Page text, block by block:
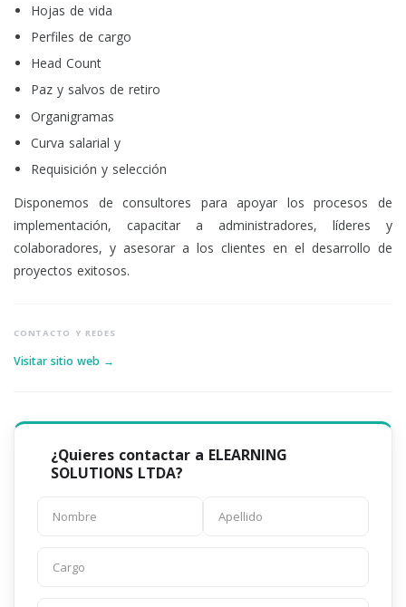
Hojas de vida
Perfiles de cargo
Head Count
Paz y salvos de retiro
Organigramas
Curva salarial y
Requisición y selección
Disponemos de consultores para apoyar los procesos de
implementación, capacitar a administradores, líderes y
colaboradores, y asesorar a los clientes en el desarrollo de
proyectos exitosos.
CONTACTO Y REDES
Visitar sitio web →
¿Quieres contactar a ELEARNING
SOLUTIONS LTDA?